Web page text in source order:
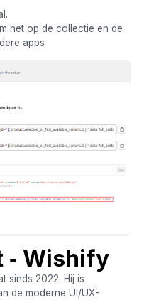
het op de collectie en de
apps
‑ Wishify
sinds 2022. Hij is
de moderne UI/UX-